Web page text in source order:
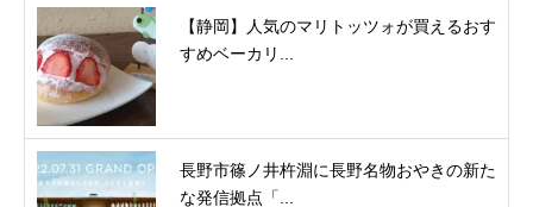
【静岡】人気のマリトッツォが買えるおす
すめベーカリ...
長野市篠ノ井杵淵に長野名物おやきの新た
な発信拠点「...